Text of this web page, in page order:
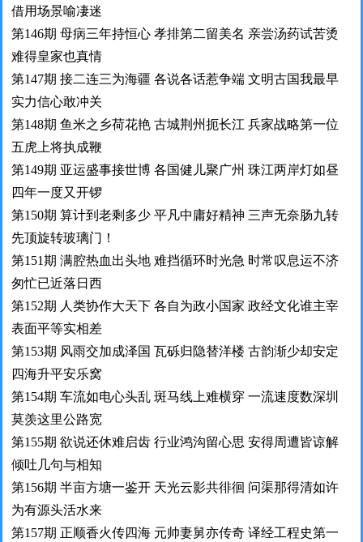
借用场景喻凄迷
第146期 母病三年持恒心 孝排第二留美名 亲尝汤药试苦烫
难得皇家也真情
第147期 接二连三为海疆 各说各话惹争端 文明古国我最早
实力信心敢冲关
第148期 鱼米之乡荷花艳 古城荆州扼长江 兵家战略第一位
五虎上将执成鞭
第149期 亚运盛事接世博 各国健儿聚广州 珠江两岸灯如昼
四年一度又开锣
第150期 算计到老剩多少 平凡中庸好精神 三声无奈肠九转
先顶旋转玻璃门！
第151期 满腔热血出头地 难挡循环时光急 时常叹息运不济
匆忙已近落日西
第152期 人类协作大天下 各自为政小国家 政经文化谁主宰
表面平等实相差
第153期 风雨交加成泽国 瓦砾归隐替洋楼 古韵渐少却安定
四海升平安乐窝
第154期 车流如电心头乱 斑马线上难横穿 一流速度数深圳
莫羡这里公路宽
第155期 欲说还休难启齿 行业鸿沟留心思 安得周遭皆谅解
倾吐几句与相知
第156期 半亩方塘一鉴开 天光云影共徘徊 问渠那得清如许
为有源头活水来
第157期 正顺香火传四海 元帅妻舅亦传奇 译经工程史第一